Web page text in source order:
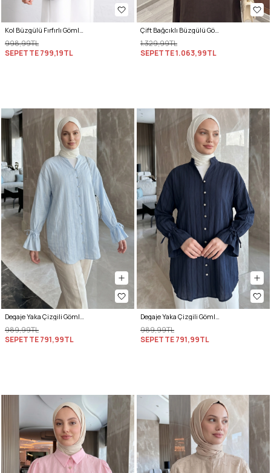
Kol Büzgülü Fırfırlı Gömlek Y0093 MÜRDÜM
998,99TL
SEPETTE799,19TL
Çift Bağcıklı Büzgülü Gömlek Y0099 - AÇIK HAKİ
1.329,99TL
SEPETTE1.063,99TL
Degaje Yaka Çizgili Gömlek Y0121 - BEBE MAVİSİ
989,99TL
SEPETTE791,99TL
Degaje Yaka Çizgili Gömlek Y0121 - LACİVERT
989,99TL
SEPETTE791,99TL